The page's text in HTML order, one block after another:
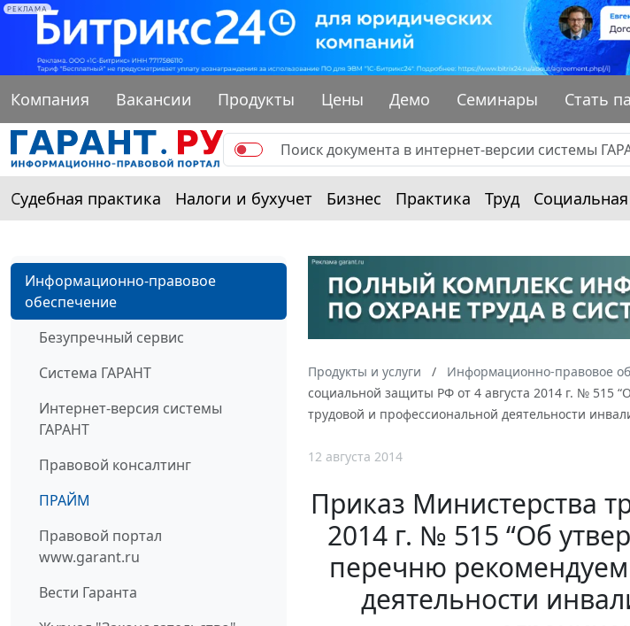
РЕКЛАМА
Компания Вакансии Продукты Цены Демо Семинары Стать
Судебная практика Налоги и бухучет Бизнес Практика Труд
Информационно-правовое
обеспечение
Безупречный сервис
Система ГАРАНТ
Интернет-версия системы
ГАРАНТ
Правовой консалтинг
ПРАЙМ
Правовой портал
www.garant.ru
Вести Гаранта
Продукты и услуги Информационно-правовое
социальной защиты РФ от 4 августа 2014 г. № 515
трудовой и профессиональной деятельности
12 августа 2014
Приказ Министерства
2014 г. № 515 “Об
перечню
деятельности